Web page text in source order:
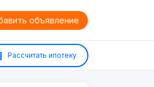
объявление
Рассчитать ипотеку